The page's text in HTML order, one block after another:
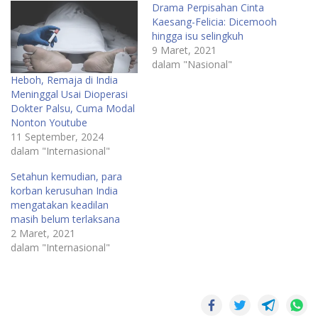
Heboh, Remaja di India
Meninggal Usai Dioperasi
Dokter Palsu, Cuma Modal
Nonton Youtube
11 September, 2024
dalam "Internasional"
Drama Perpisahan Cinta
Kaesang-Felicia: Dicemooh
hingga isu selingkuh
9 Maret, 2021
dalam "Nasional"
Setahun kemudian, para
korban kerusuhan India
mengatakan keadilan
masih belum terlaksana
2 Maret, 2021
dalam "Internasional"